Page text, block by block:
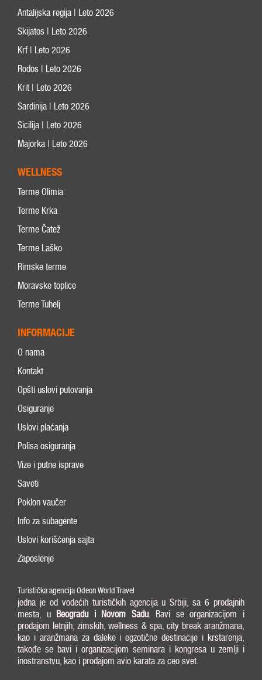
Antalijska regija | Leto 2026
Skijatos | Leto 2026
Krf | Leto 2026
Rodos | Leto 2026
Krit | Leto 2026
Sardinija | Leto 2026
Sicilija | Leto 2026
Majorka | Leto 2026
WELLNESS
Terme Olimia
Terme Krka
Terme Čatež
Terme Laško
Rimske terme
Moravske toplice
Terme Tuhelj
INFORMACIJE
O nama
Kontakt
Opšti uslovi putovanja
Osiguranje
Uslovi plaćanja
Polisa osiguranja
Vize i putne isprave
Saveti
Poklon vaučer
Info za subagente
Uslovi korišćenja sajta
Zaposlenje
Turistička agencija Odeon World Travel
jedna je od vodećih turističkih agencija u Srbiji, sa 6 prodajnih
mesta, u Beogradu i Novom Sadu. Bavi se organizacijom i
prodajom letnjih, zimskih, wellness & spa, city break aranžmana,
kao i aranžmana za daleke i egzotične destinacije i krstarenja,
takođe se bavi i organizacijom seminara i kongresa u zemlji i
inostranstvu, kao i prodajom avio karata za ceo svet.